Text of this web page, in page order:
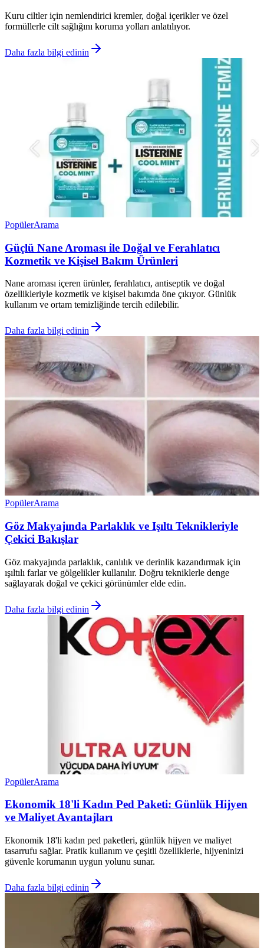
Kuru ciltler için nemlendirici kremler, doğal içerikler ve özel
formüllerle cilt sağlığını koruma yolları anlatılıyor.
Daha fazla bilgi edinin
PopülerArama
Güçlü Nane Aroması ile Doğal ve Ferahlatıcı
Kozmetik ve Kişisel Bakım Ürünleri
Nane aroması içeren ürünler, ferahlatıcı, antiseptik ve doğal
özellikleriyle kozmetik ve kişisel bakımda öne çıkıyor. Günlük
kullanım ve ortam temizliğinde tercih edilebilir.
Daha fazla bilgi edinin
PopülerArama
Göz Makyajında Parlaklık ve Işıltı Teknikleriyle
Çekici Bakışlar
Göz makyajında parlaklık, canlılık ve derinlik kazandırmak için
ışıltılı farlar ve gölgelikler kullanılır. Doğru tekniklerle denge
sağlayarak doğal ve çekici görünümler elde edin.
Daha fazla bilgi edinin
PopülerArama
Ekonomik 18'li Kadın Ped Paketi: Günlük Hijyen
ve Maliyet Avantajları
Ekonomik 18'li kadın ped paketleri, günlük hijyen ve maliyet
tasarrufu sağlar. Pratik kullanım ve çeşitli özelliklerle, hijyeninizi
güvenle korumanın uygun yolunu sunar.
Daha fazla bilgi edinin